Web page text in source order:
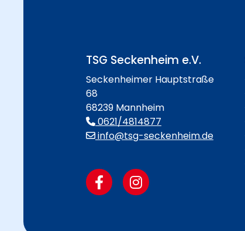
TSG Seckenheim e.V.
Seckenheimer Hauptstraße
68
68239 Mannheim
0621/4814877
info@tsg-seckenheim.de